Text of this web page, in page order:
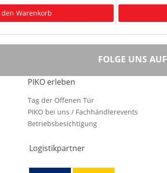
den Warenkorb
FOLGE UNS AUF
PIKO erleben
Tag der Offenen Tür
PIKO bei uns / Fachhändlerevents
Betriebsbesichtigung
Logistikpartner